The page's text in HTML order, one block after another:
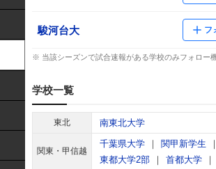
駿河台大 フ
※ 当該シーズンで試合速報がある学校のみフォロー
学校一覧
東北 南東北大学
関東・甲信越
千葉県大学 関甲新学生
東都大学2部
首都大学